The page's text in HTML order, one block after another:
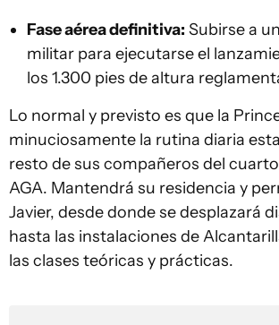
Fase aérea definitiva: Subirse a
militar para ejecutarse el
los 1.300 pies de altura
Lo normal y previsto es que la
minuciosamente la rutina diaria
resto de sus compañeros del
AGA. Mantendrá su residencia y
Javier, desde donde se desplazará
hasta las instalaciones de
las clases teóricas y prácticas.